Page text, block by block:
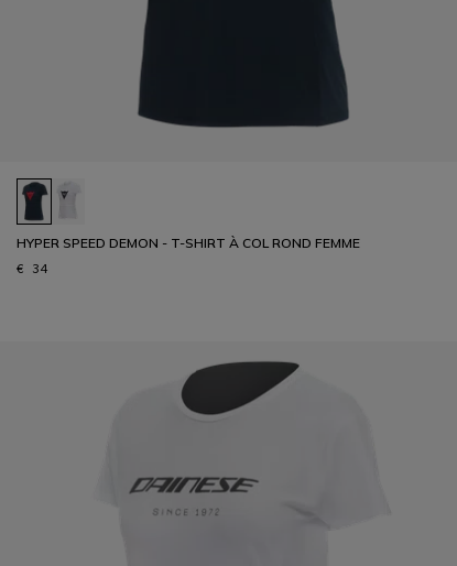
HYPER SPEED DEMON - T-SHIRT À COL ROND FEMME
€ 34